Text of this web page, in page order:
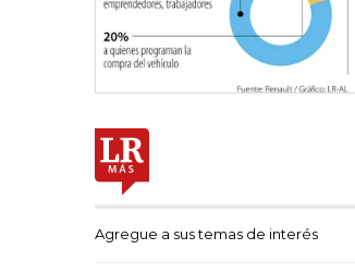
Agregue a sus temas de interés